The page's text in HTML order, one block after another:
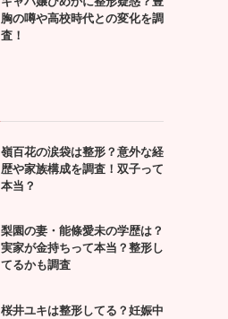
胸の噂や高校時代との変化を調
査！
嶺百花の涙袋は整形？意外な経
歴や家族構成を調査！双子って
本当？
梨園の妻・能條愛未の学歴は？
実家が金持ちって本当？整形し
てるかも調査
桜井ユキは整形してる？妊娠中